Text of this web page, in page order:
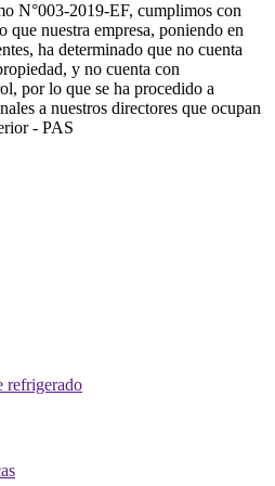
N°003-2019-EF, cumplimos con
nuestra empresa, poniendo en
ha determinado que no cuenta
y no cuenta con
por lo que se ha procedido a
a nuestros directores que ocupan
- PAS
refrigerado